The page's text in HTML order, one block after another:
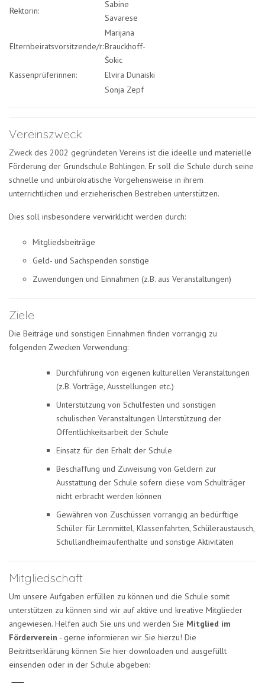
Rektorin:
Sabine
Savarese
Elternbeiratsvorsitzende/r:
Marijana
Brauckhoff-
Šokic
Kassenprüferinnen:
Elvira Dunaiski
Sonja Zepf
Vereinszweck
Zweck des 2002 gegründeten Vereins ist die ideelle und materielle
Förderung der Grundschule Bohlingen. Er soll die Schule durch seine
schnelle und unbürokratische Vorgehensweise in ihrem
unterrichtlichen und erzieherischen Bestreben unterstützen.
Dies soll insbesondere verwirklicht werden durch:
Mitgliedsbeiträge
Geld- und Sachspenden sonstige
Zuwendungen und Einnahmen (z.B. aus Veranstaltungen)
Ziele
Die Beiträge und sonstigen Einnahmen finden vorrangig zu
folgenden Zwecken Verwendung:
Durchführung von eigenen kulturellen Veranstaltungen
(z.B. Vorträge, Ausstellungen etc.)
Unterstützung von Schulfesten und sonstigen
schulischen Veranstaltungen Unterstützung der
Öffentlichkeitsarbeit der Schule
Einsatz für den Erhalt der Schule
Beschaffung und Zuweisung von Geldern zur
Ausstattung der Schule sofern diese vom Schulträger
nicht erbracht werden können
Gewähren von Zuschüssen vorrangig an bedürftige
Schüler für Lernmittel, Klassenfahrten, Schüleraustausch,
Schullandheimaufenthalte und sonstige Aktivitäten
Mitgliedschaft
Um unsere Aufgaben erfüllen zu können und die Schule somit
unterstützen zu können sind wir auf aktive und kreative Mitglieder
angewiesen. Helfen auch Sie uns und werden Sie Mitglied im
Förderverein - gerne informieren wir Sie hierzu! Die
Beitrittserklärung können Sie hier downloaden und ausgefüllt
einsenden oder in der Schule abgeben: